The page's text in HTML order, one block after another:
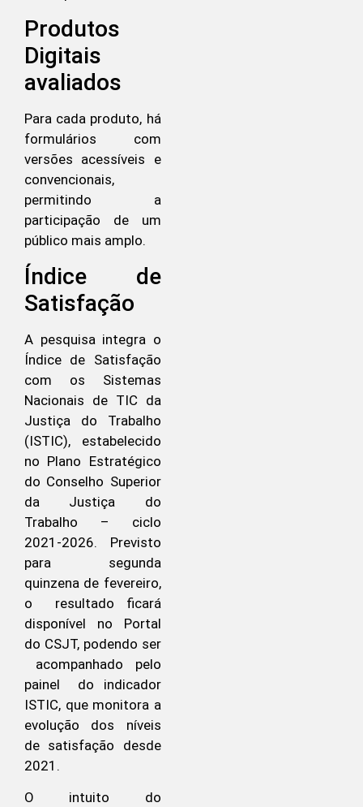
Produtos
Digitais
avaliados
Para cada produto, há
formulários com
versões acessíveis e
convencionais,
permitindo a
participação de um
público mais amplo.
Índice de
Satisfação
A pesquisa integra o
Índice de Satisfação
com os Sistemas
Nacionais de TIC da
Justiça do Trabalho
(ISTIC), estabelecido
no Plano Estratégico
do Conselho Superior
da Justiça do
Trabalho – ciclo
2021-2026. Previsto
para segunda
quinzena de fevereiro,
o resultado ficará
disponível no Portal
do CSJT, podendo ser
acompanhado pelo
painel do indicador
ISTIC, que monitora a
evolução dos níveis
de satisfação desde
2021.
O intuito do